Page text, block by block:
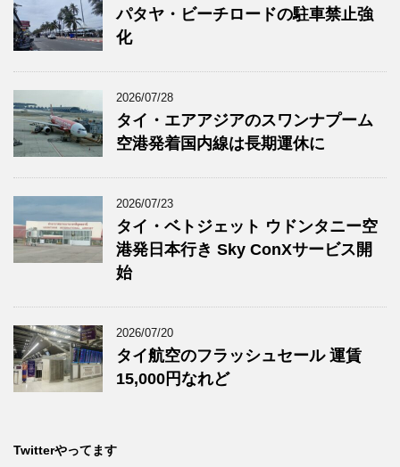
パタヤ・ビーチロードの駐車禁止強
化
2026/07/28
タイ・エアアジアのスワンナプーム
空港発着国内線は長期運休に
2026/07/23
タイ・ベトジェット ウドンタニー空
港発日本行き Sky ConXサービス開
始
2026/07/20
タイ航空のフラッシュセール 運賃
15,000円なれど
Twitterやってます